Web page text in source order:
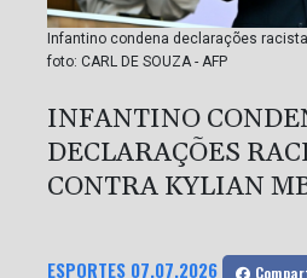
Infantino condena declarações
foto: CARL DE SOUZA - AFP
INFANTINO
DECLARAÇÕES
CONTRA KYLIAN
ESPORTES 07.07.2026